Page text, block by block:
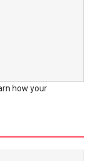
how your